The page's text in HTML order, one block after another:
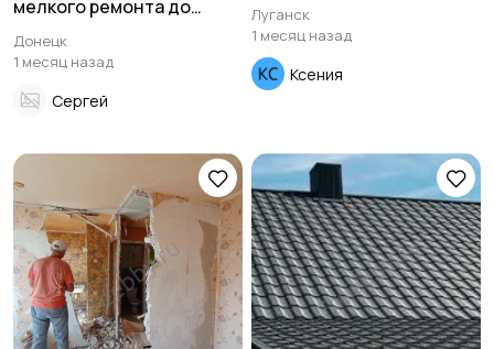
мелкого ремонта до
полной замены кровли
Донецк
1 месяц назад
Сергей
Луганск
1 месяц назад
Ксения